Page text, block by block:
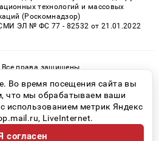
технологий и массовых
(Роскомнадзор)
ЭЛ № ФС 77 - 82532 от 21.01.2022
Все права защищены
категория сайта 16+
Во время посещения сайта вы
что мы обрабатываем ваши
использованием метрик Яндекс
LiveInternet.
согласен